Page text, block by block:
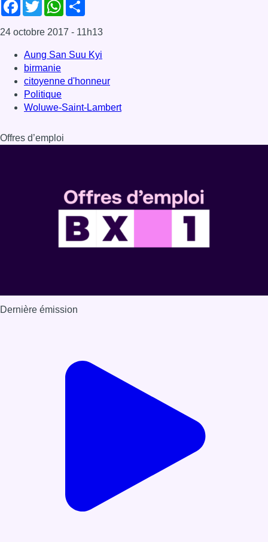
24 octobre 2017 - 11h13
Aung San Suu Kyi
birmanie
citoyenne d'honneur
Politique
Woluwe-Saint-Lambert
Offres d’emploi
Dernière émission